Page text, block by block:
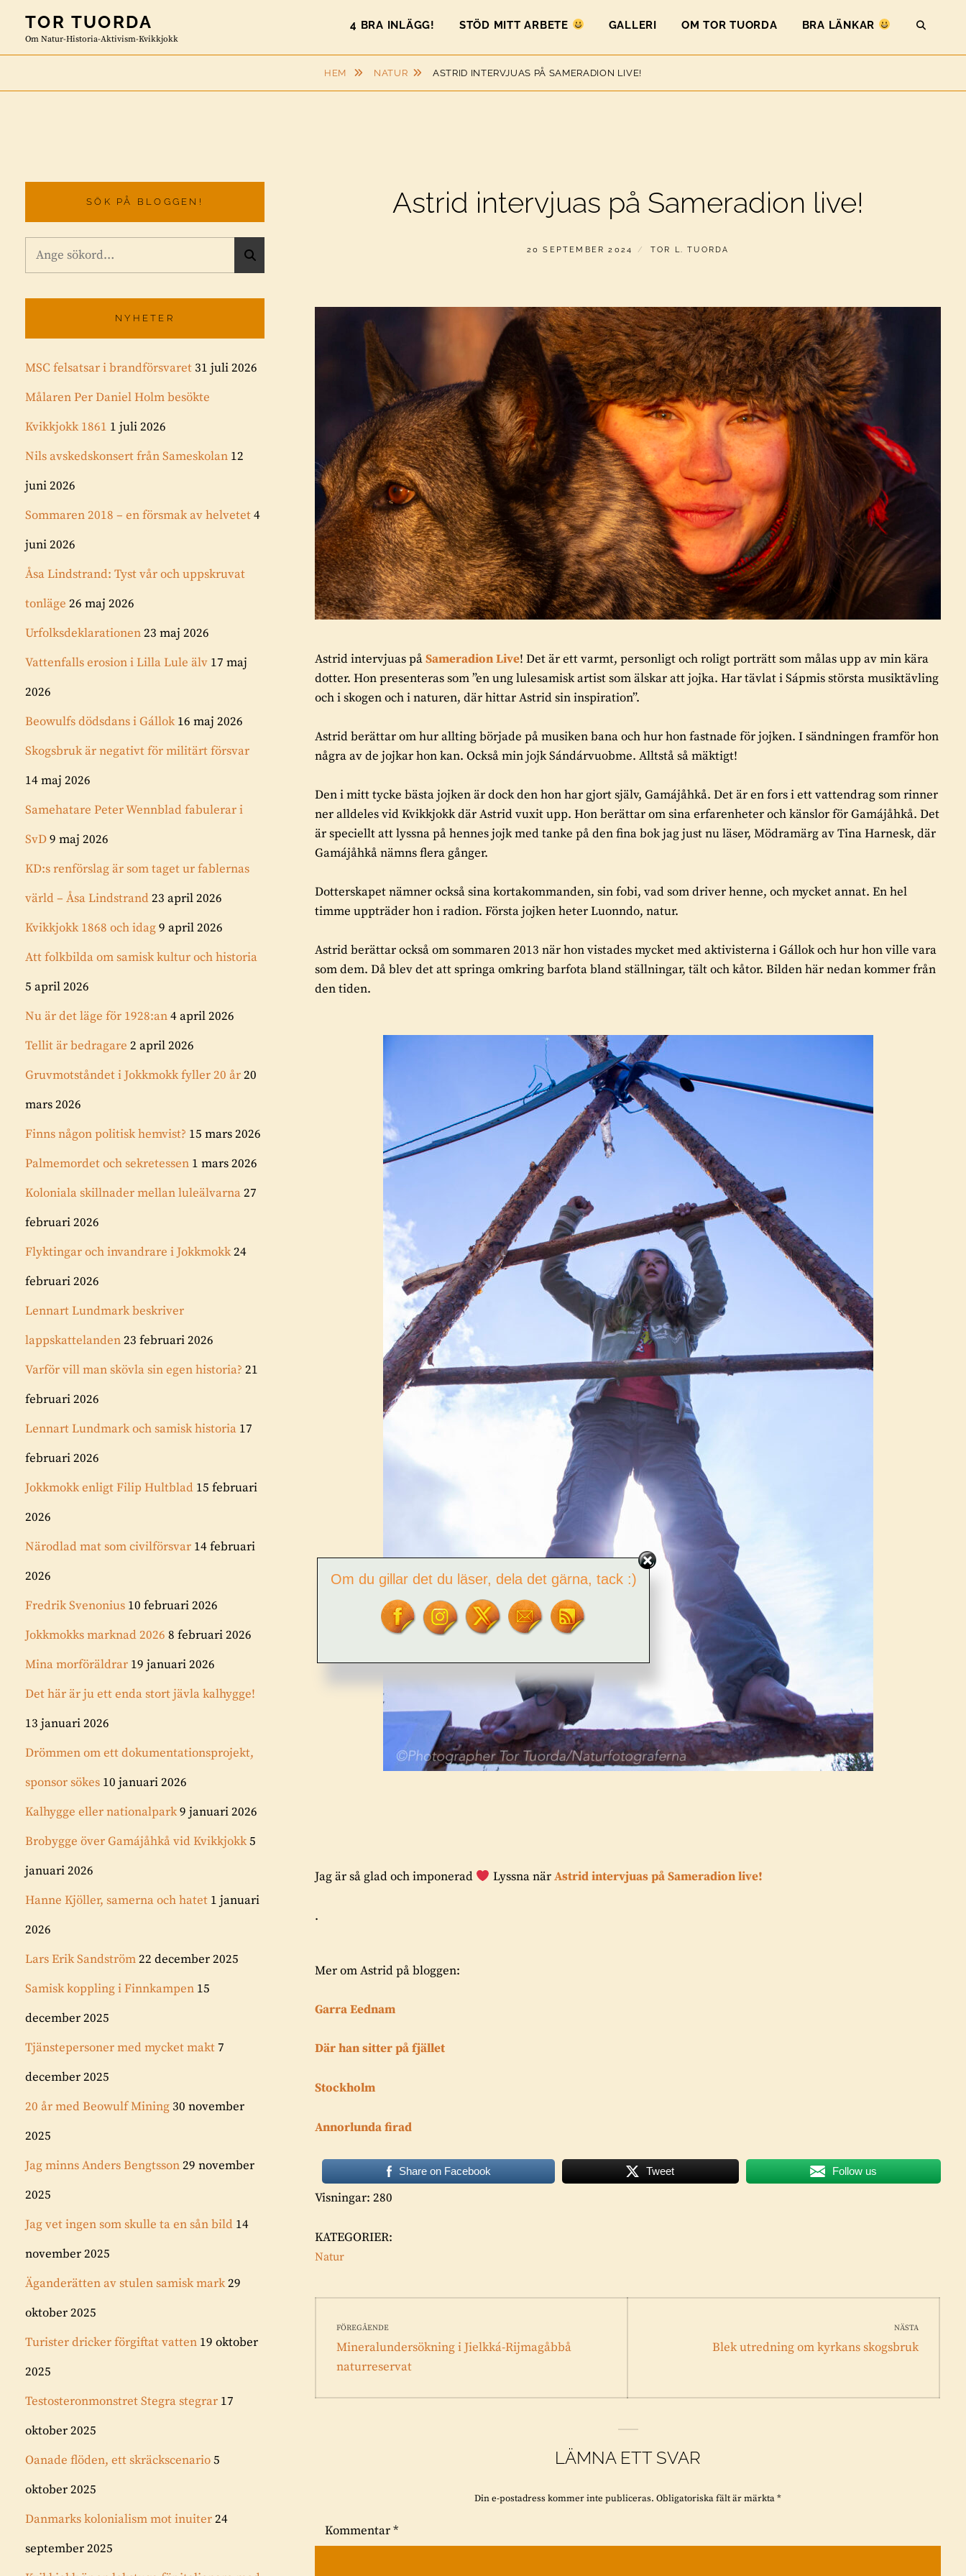
content
TOR TUORDA
Om Natur-Historia-Aktivism-Kvikkjokk
4 BRA INLÄGG! STÖD MITT ARBETE GALLERI OM TOR TUORDA BRA LÄNKAR
HEM NATUR ASTRID INTERVJUAS PÅ SAMERADION LIVE!
Astrid intervjuas på Sameradion live!
PUBLICERAT
20 SEPTEMBER 2024 AV
TOR L. TUORDA
Astrid intervjuas påSameradion Live! Det är ett varmt, personligt och roligt porträtt som målas upp av min kära
dotter. Hon presenteras som ”en ung lulesamisk artist som älskar att jojka. Har tävlat i Sápmis största musiktävling
och i skogen och i naturen, där hittar Astrid sin inspiration”.
Astrid berättar om hur allting började på musiken bana och hur hon fastnade för jojken. I sändningen framför hon
några av de jojkar hon kan. Också min jojk Sándárvuobme. Alltstå så mäktigt!
Den i mitt tycke bästa jojken är dock den hon har gjort själv, Gamájåhkå. Det är en fors i ett vattendrag som rinner
ner alldeles vid Kvikkjokk där Astrid vuxit upp. Hon berättar om sina erfarenheter och känslor för Gamájåhkå. Det
är speciellt att lyssna på hennes jojk med tanke på den fina bok jag just nu läser, Mödramärg av Tina Harnesk, där
Gamájåhkå nämns flera gånger.
Dotterskapet nämner också sina kortakommanden, sin fobi, vad som driver henne, och mycket annat. En hel
timme uppträder hon i radion. Första jojken heter Luonndo, natur.
Astrid berättar också om sommaren 2013 när hon vistades mycket med aktivisterna i Gállok och hur hon ville vara
som dem. Då blev det att springa omkring barfota bland ställningar, tält och kåtor. Bilden här nedan kommer från
den tiden.
Jag är så glad och imponerad Lyssna när Astrid intervjuas på Sameradion live!
.
Mer om Astrid på bloggen:
Garra Eednam
Där han sitter på fjället
Stockholm
Annorlunda firad
Share on Facebook Tweet Follow us
Visningar: 280
KATEGORIER:
Natur
Inläggsnavigering
FÖREGÅENDE
Föregående
inlägg:
Mineralundersökning i Jielkká-Rijmagåbbå
naturreservat
NÄSTA
Nästa
Blek utredning om kyrkans skogsbruk
LÄMNA ETT SVAR
Din e-postadress kommer inte publiceras. Obligatoriska fält är märkta*
Kommentar*
SÖK PÅ BLOGGEN!
efter:
NYHETER
MSC felsatsar i brandförsvaret 31 juli 2026
Målaren Per Daniel Holm besökte
Kvikkjokk 1861 1 juli 2026
Nils avskedskonsert från Sameskolan 12
juni 2026
Sommaren 2018 – en försmak av helvetet4
juni 2026
Åsa Lindstrand: Tyst vår och uppskruvat
tonläge 26 maj 2026
Urfolksdeklarationen23 maj 2026
Vattenfalls erosion i Lilla Lule älv 17 maj
2026
Beowulfs dödsdans i Gállok 16 maj 2026
Skogsbruk är negativt för militärt försvar
14 maj 2026
Samehatare Peter Wennblad fabulerar i
SvD9 maj 2026
KD:s renförslag är som taget ur fablernas
värld – Åsa Lindstrand23 april 2026
Kvikkjokk 1868 och idag9 april 2026
Att folkbilda om samisk kultur och historia
5 april 2026
Nu är det läge för 1928:an4 april 2026
Tellit är bedragare 2 april 2026
Gruvmotståndet i Jokkmokk fyller 20 år20
mars 2026
Finns någon politisk hemvist? 15 mars 2026
Palmemordet och sekretessen 1 mars 2026
Koloniala skillnader mellan luleälvarna27
februari 2026
Flyktingar och invandrare i Jokkmokk24
februari 2026
Lennart Lundmark beskriver
lappskattelanden23 februari 2026
Varför vill man skövla sin egen historia? 21
februari 2026
Lennart Lundmark och samisk historia 17
februari 2026
Jokkmokk enligt Filip Hultblad 15 februari
2026
Närodlad mat som civilförsvar 14 februari
2026
Fredrik Svenonius 10 februari 2026
Jokkmokks marknad 2026 8 februari 2026
Mina morföräldrar 19 januari 2026
Det här är ju ett enda stort jävla kalhygge!
13 januari 2026
Drömmen om ett dokumentationsprojekt,
sponsor sökes 10 januari 2026
Kalhygge eller nationalpark9 januari 2026
Brobygge över Gamájåhkå vid Kvikkjokk5
januari 2026
Hanne Kjöller, samerna och hatet 1 januari
2026
Lars Erik Sandström22 december 2025
Samisk koppling i Finnkampen 15
december 2025
Tjänstepersoner med mycket makt7
december 2025
20 år med Beowulf Mining 30 november
2025
Jag minns Anders Bengtsson29 november
2025
Jag vet ingen som skulle ta en sån bild 14
november 2025
Äganderätten av stulen samisk mark29
oktober 2025
Turister dricker förgiftat vatten 19 oktober
2025
Testosteronmonstret Stegra stegrar 17
oktober 2025
Oanade flöden, ett skräckscenario5
oktober 2025
Danmarks kolonialism mot inuiter24
september 2025
Om du gillar det du läser, dela det gärna, tack :)